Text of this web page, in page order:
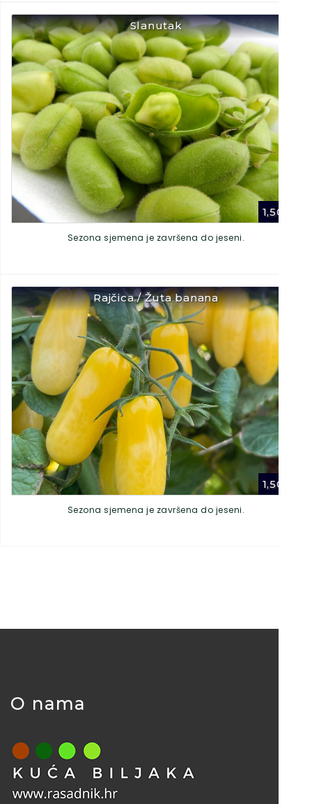
Slanutak
1,50
Sezona sjemena je završena do jeseni.
Rajčica / Žuta banana
1,50
Sezona sjemena je završena do jeseni.
O nama